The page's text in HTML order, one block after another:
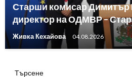
Старши комисар Димитър
директор на ОДМВР –
Живка Кехайова 04.08.2026
Търсене